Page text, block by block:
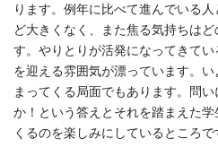
ります。例年に比べて進んでいる
ど大きくなく、また焦る気持ちは
す。やりとりが活発になってきて
を迎える雰囲気が漂っています。
まってくる局面でもあります。問
か！という答えとそれを踏まえた
くるのを楽しみにしているところで